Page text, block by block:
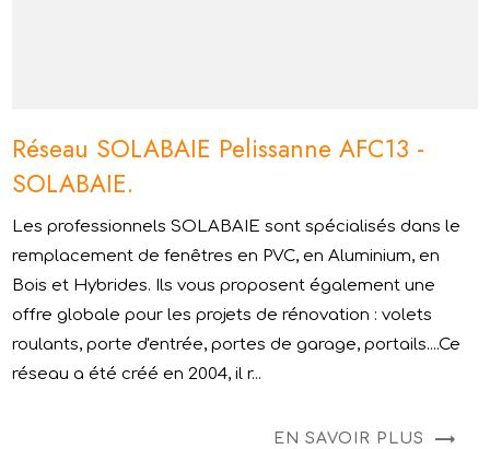
Réseau SOLABAIE Pelissanne AFC13 -
SOLABAIE.
Les professionnels SOLABAIE sont spécialisés dans le
remplacement de fenêtres en PVC, en Aluminium, en
Bois et Hybrides. Ils vous proposent également une
offre globale pour les projets de rénovation : volets
roulants, porte d'entrée, portes de garage, portails....Ce
réseau a été créé en 2004, il r...
EN SAVOIR PLUS